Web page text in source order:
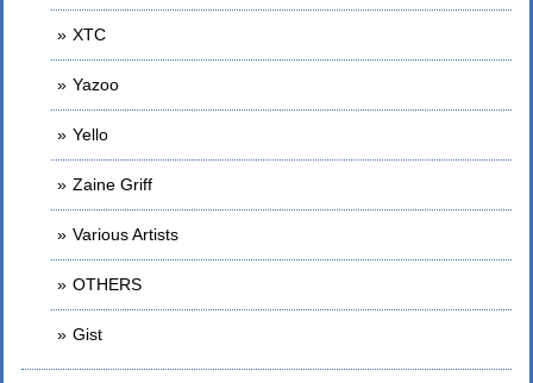
XTC
Yazoo
Yello
Zaine Griff
Various Artists
OTHERS
Gist